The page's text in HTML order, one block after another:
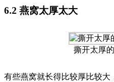
6.2 燕窝太厚太大
撕开太厚
有些燕窝就长得比较厚比较